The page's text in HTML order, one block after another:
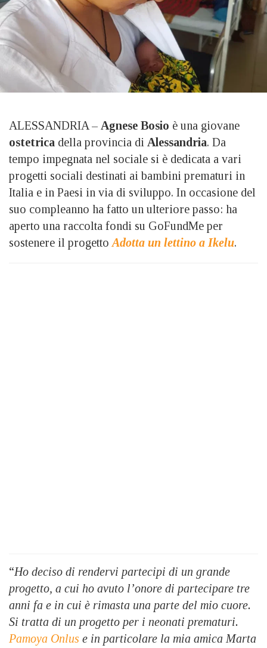
ALESSANDRIA – Agnese Bosio è una giovane
ostetrica della provincia di Alessandria. Da
tempo impegnata nel sociale si è dedicata a vari
progetti sociali destinati ai bambini prematuri in
Italia e in Paesi in via di sviluppo. In occasione del
suo compleanno ha fatto un ulteriore passo: ha
aperto una raccolta fondi su GoFundMe per
sostenere il progettoAdotta un lettino a Ikelu.
“Ho deciso di rendervi partecipi di un grande
progetto, a cui ho avuto l’onore di partecipare tre
anni fa e in cui è rimasta una parte del mio cuore.
Si tratta di un progetto per i neonati prematuri.
Pamoya Onlus e in particolare la mia amica Marta